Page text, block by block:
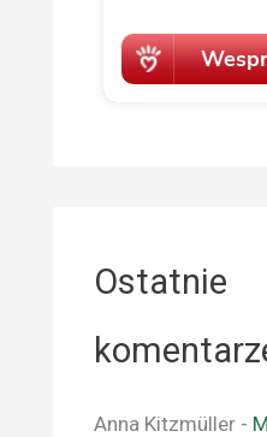
Ostatnie
Anna Kitzmüller -